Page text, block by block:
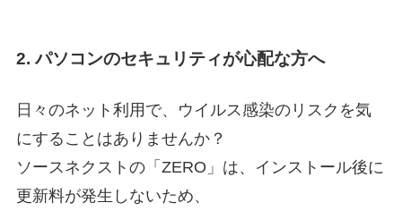
2. パソコンのセキュリティが心配な方へ
日々のネット利用で、ウイルス感染のリスクを気
にすることはありませんか？
ソースネクストの「ZERO」は、インストール後に
更新料が発生しないため、